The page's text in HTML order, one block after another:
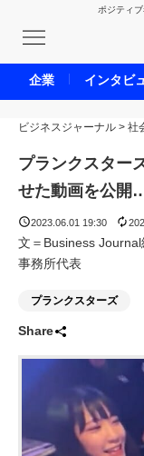
ポジティ
ビジネスジャーナル > 社
プランクスター
せた動画を公開
2023.06.01 19:30
文＝Business
事務所代表
プランクスターズ
Share
企業 インタビ